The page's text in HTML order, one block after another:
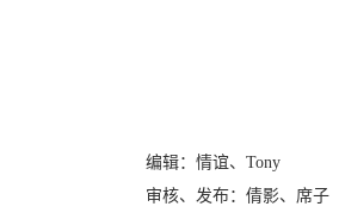
编辑：情谊、Tony
审核、发布：倩影、席子